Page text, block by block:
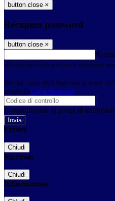
button close ×
Recupero password
button close ×
E-
all'indirizzo indicato con le istruzioni
Non hai una e-mail associata al nome
tramite la Login Spaggiari
E-mail inviata, si prega di
Errore
Chiudi
Successo
Chiudi
Informazione